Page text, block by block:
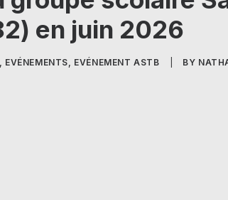
en juin 2026
, EVÉNEMENTS, EVÉNEMENT ASTB BY